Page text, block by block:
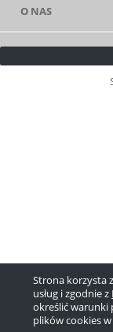
Strona korzysta
usług i zgodnie z
określić warunki
plików cookies
O NAS